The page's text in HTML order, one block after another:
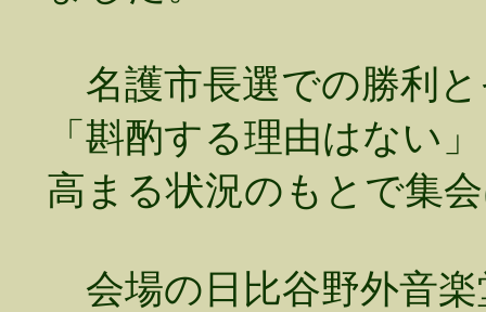
名護市長選での勝利
「斟酌する理由はない
高まる状況のもとで集
会場の日比谷野外音